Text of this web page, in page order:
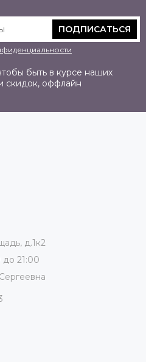
ПОДПИСАТЬСЯ
быть в курсе наших
скидок, оффлайн
д.1к2
21:00